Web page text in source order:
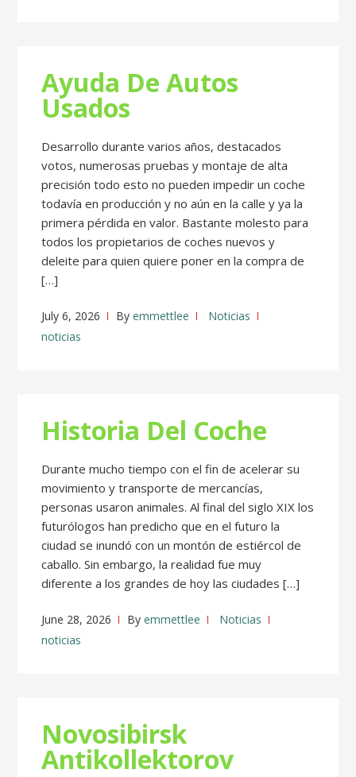
Ayuda De Autos
Usados
Desarrollo durante varios años, destacados
votos, numerosas pruebas y montaje de alta
precisión todo esto no pueden impedir un coche
todavía en producción y no aún en la calle y ya la
primera pérdida en valor. Bastante molesto para
todos los propietarios de coches nuevos y
deleite para quien quiere poner en la compra de
[…]
July 6, 2026 Byemmettlee
Noticias
noticias
Historia Del Coche
Durante mucho tiempo con el fin de acelerar su
movimiento y transporte de mercancías,
personas usaron animales. Al final del siglo XIX los
futurólogos han predicho que en el futuro la
ciudad se inundó con un montón de estiércol de
caballo. Sin embargo, la realidad fue muy
diferente a los grandes de hoy las ciudades […]
June 28, 2026 Byemmettlee
Noticias
noticias
Novosibirsk
Antikollektorov